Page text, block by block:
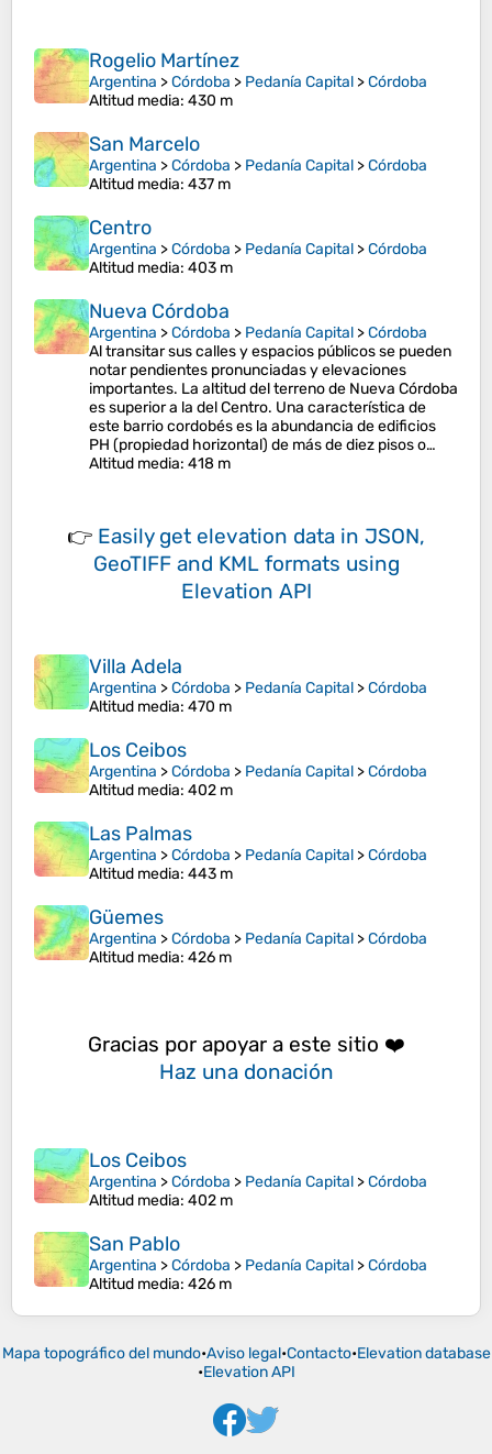
Rogelio Martínez
Argentina >Córdoba > Pedanía Capital >Córdoba
Altitud media: 430 m
San Marcelo
Argentina >Córdoba > Pedanía Capital >Córdoba
Altitud media: 437 m
Centro
Argentina >Córdoba > Pedanía Capital >Córdoba
Altitud media: 403 m
Nueva Córdoba
Argentina >Córdoba > Pedanía Capital >Córdoba
Al transitar sus calles y espacios públicos se pueden
notar pendientes pronunciadas y elevaciones
importantes. La altitud del terreno de Nueva Córdoba
es superior a la del Centro. Una característica de
este barrio cordobés es la abundancia de edificios
PH (propiedad horizontal) de más de diez pisos o…
Altitud media: 418 m
👉 Easily get elevation data in JSON,
GeoTIFF and KML formats using
Elevation API
Villa Adela
Argentina >Córdoba > Pedanía Capital >Córdoba
Altitud media: 470 m
Los Ceibos
Argentina >Córdoba > Pedanía Capital >Córdoba
Altitud media: 402 m
Las Palmas
Argentina >Córdoba > Pedanía Capital >Córdoba
Altitud media: 443 m
Güemes
Argentina >Córdoba > Pedanía Capital >Córdoba
Altitud media: 426 m
Gracias por apoyar a este sitio ❤️
Haz una donación
Los Ceibos
Argentina >Córdoba > Pedanía Capital >Córdoba
Altitud media: 402 m
San Pablo
Argentina >Córdoba > Pedanía Capital >Córdoba
Altitud media: 426 m
Mapa topográfico del mundo•Aviso legal•Contacto•Elevation database
•Elevation API